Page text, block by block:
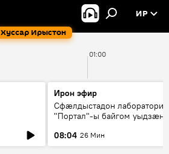
Хуссар Ирыстон
ИР
01:00
Ирон эфир
Сфæлдыстадон лаборатори
"Портал"-ы байгом уыдзæн
Æхсары куыстыты равдыст
08:04 26 Мин